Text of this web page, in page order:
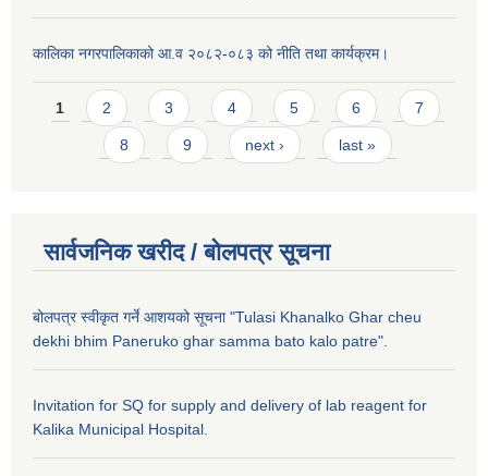
कालिका नगरपालिकाको आ.व २०८२-०८३ को नीति तथा कार्यक्रम।
Pages
1 2 3 4 5 6 7
8 9 next › last »
सार्वजनिक खरीद / बाेलपत्र सूचना
बोलपत्र स्वीकृत गर्ने आशयको सूचना "Tulasi Khanalko Ghar cheu
dekhi bhim Paneruko ghar samma bato kalo patre".
Invitation for SQ for supply and delivery of lab reagent for
Kalika Municipal Hospital.